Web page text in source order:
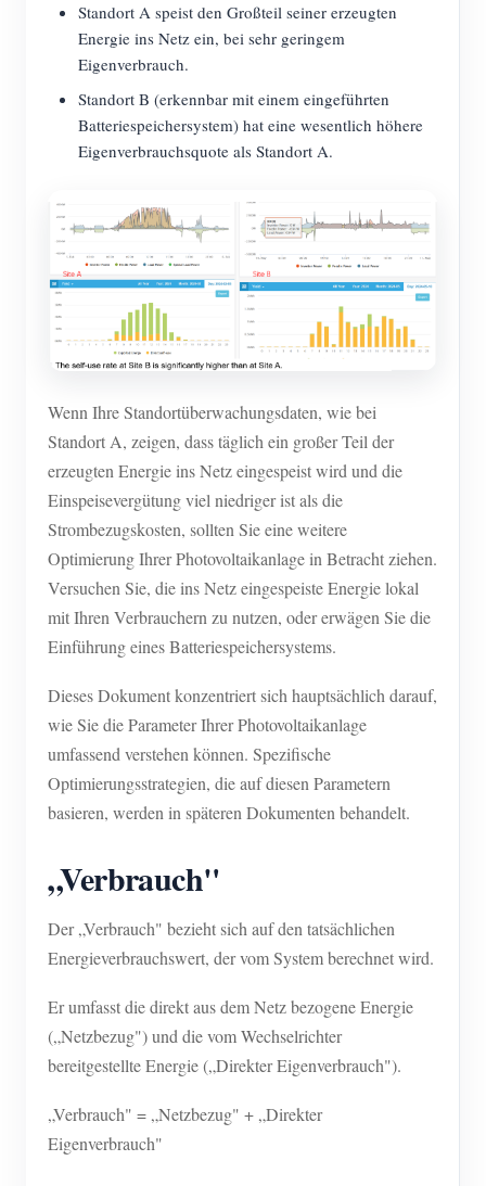
Standort A speist den Großteil seiner erzeugten
Energie ins Netz ein, bei sehr geringem
Eigenverbrauch.
Standort B (erkennbar mit einem eingeführten
Batteriespeichersystem) hat eine wesentlich höhere
Eigenverbrauchsquote als Standort A.
Wenn Ihre Standortüberwachungsdaten, wie bei
Standort A, zeigen, dass täglich ein großer Teil der
erzeugten Energie ins Netz eingespeist wird und die
Einspeisevergütung viel niedriger ist als die
Strombezugskosten, sollten Sie eine weitere
Optimierung Ihrer Photovoltaikanlage in Betracht ziehen.
Versuchen Sie, die ins Netz eingespeiste Energie lokal
mit Ihren Verbrauchern zu nutzen, oder erwägen Sie die
Einführung eines Batteriespeichersystems.
Dieses Dokument konzentriert sich hauptsächlich darauf,
wie Sie die Parameter Ihrer Photovoltaikanlage
umfassend verstehen können. Spezifische
Optimierungsstrategien, die auf diesen Parametern
basieren, werden in späteren Dokumenten behandelt.
„Verbrauch"
Der „Verbrauch" bezieht sich auf den tatsächlichen
Energieverbrauchswert, der vom System berechnet wird.
Er umfasst die direkt aus dem Netz bezogene Energie
(„Netzbezug") und die vom Wechselrichter
bereitgestellte Energie („Direkter Eigenverbrauch").
„Verbrauch" = „Netzbezug" + „Direkter
Eigenverbrauch"